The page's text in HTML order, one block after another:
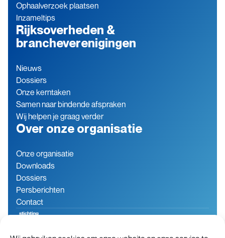
Ophaalverzoek plaatsen
Inzameltips
Rijksoverheden &
brancheverenigingen
Nieuws
Dossiers
Onze kerntaken
Samen naar bindende afspraken
Wij helpen je graag verder
Over onze organisatie
Onze organisatie
Downloads
Dossiers
Persberichten
Contact